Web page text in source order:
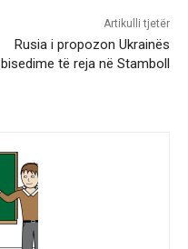
Artikulli tjetër
Rusia i propozon Ukrainës
bisedime të reja në Stamboll